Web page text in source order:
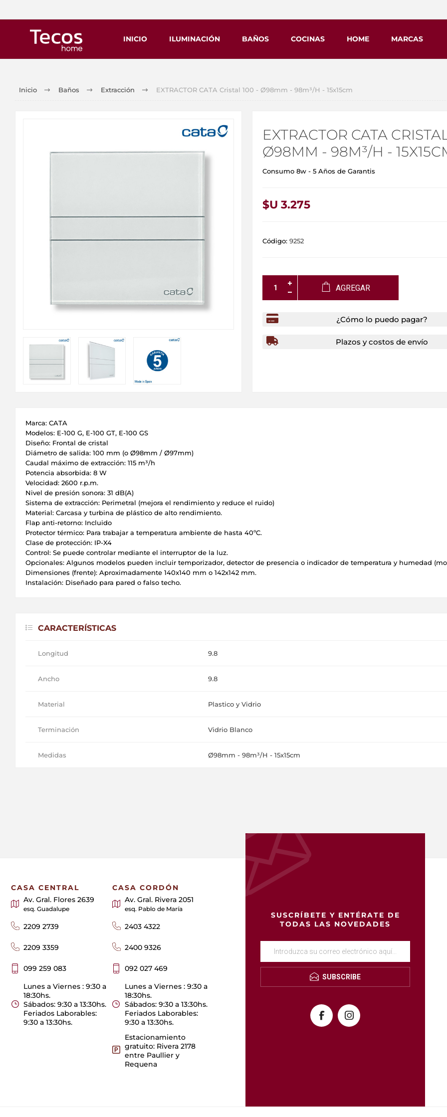
INICIO ILUMINACIÓN BAÑOS COCINAS HOME MARCAS
Inicio Baños Extracción EXTRACTOR CATA Cristal 100 - Ø98mm - 98m³/H - 15x15cm
EXTRACTOR CATA
Ø98MM - 98M³/H -
Consumo 8w - 5 Años de Garantis
$U 3.275
Código: 9252
AGREGAR
¿Cómo lo puedo pagar?
Plazos y costos de envío
Marca: CATA
Modelos: E-100 G, E-100 GT, E-100 GS
Diseño: Frontal de cristal
Diámetro de salida: 100 mm (o Ø98mm / Ø97mm)
Caudal máximo de extracción: 115 m³/h
Potencia absorbida: 8 W
Velocidad: 2600 r.p.m.
Nivel de presión sonora: 31 dB(A)
Sistema de extracción: Perimetral (mejora el rendimiento y reduce el ruido)
Material: Carcasa y turbina de plástico de alto rendimiento.
Flap anti-retorno: Incluido
Protector térmico: Para trabajar a temperatura ambiente de hasta 40ºC.
Clase de protección: IP-X4
Control: Se puede controlar mediante el interruptor de la luz.
Opcionales: Algunos modelos pueden incluir temporizador, detector de presencia o indicador de temperatura y humedad
Dimensiones (frente): Aproximadamente 140x140 mm o 142x142 mm.
Instalación: Diseñado para pared o falso techo.
CARACTERÍSTICAS
Longitud 9.8
Ancho 9.8
Material Plastico y Vidrio
Terminación Vidrio Blanco
Medidas Ø98mm - 98m³/H - 15x15cm
SUSCRÍBETE Y ENTÉRATE DE
TODAS LAS NOVEDADES
SUBSCRIBE
CASA CENTRAL
Av. Gral. Flores 2639
esq. Guadalupe
2209 2739
2209 3359
099 259 083
Lunes a Viernes : 9:30 a
18:30hs.
Sábados: 9:30 a 13:30hs.
Feriados Laborables:
9:30 a 13:30hs.
CASA CORDÓN
Av. Gral. Rivera 2051
esq. Pablo de María
2403 4322
2400 9326
092 027 469
Lunes a Viernes : 9:30 a
18:30hs.
Sábados: 9:30 a 13:30hs.
Feriados Laborables:
9:30 a 13:30hs.
Estacionamiento
gratuito: Rivera 2178
entre Paullier y
Requena